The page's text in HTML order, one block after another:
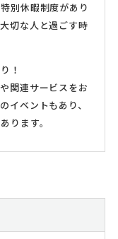
別休暇制度があり
切な人と過ごす時
！
関連サービスをお
イベントもあり、
ります。